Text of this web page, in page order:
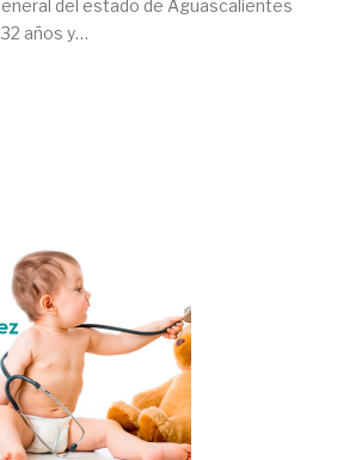
del estado de Aguascalientes
años y…